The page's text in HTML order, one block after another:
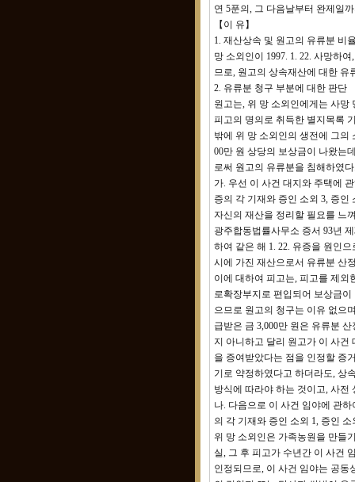
연 5푼의, 그 다음날부터 완제일
【이 유】
1. 재산상속 및 원고의 유류분 비
망 소외인이 1997. 1. 22. 사망하
므로, 원고의 상속재산에 대한 유
2. 유류분 청구 부분에 대한 판단
원고는, 위 망 소외인에게는 사망
피고의 명의로 취득한 별지목록
밖에 위 망 소외인의 생전에 그의
00만 원 상당의 보상금이 나왔는
로써 원고의 유류분을 침해하였
가. 우선 이 사건 대지와 주택에
증의 각 기재와 증인 소외 3, 증인
자신의 재산을 정리할 필요를 느
광주합동법률사무소 증서 93년
하여 같은 해 1. 22. 유증을 원인
시에 가진 재산으로서 유류분 산
이에 대하여 피고는, 피고를 제외
로확장부지로 편입되어 보상금
으므로 원고의 청구는 이유 없으
급받은 금 3,000만 원은 유류분
지 아니하고 달리 원고가 이 사건
을 증여받았다는 점을 인정할 증
기로 약정하였다고 하더라도, 상
방식에 따라야 하는 것이고, 사전
나. 다음으로 이 사건 임야에 관하
의 각 기재와 증인 소외 1, 증인
위 망 소외인은 가족농원을 만들
실, 그 후 피고가 수년간 이 사건
인정되므로, 이 사건 임야는 공동